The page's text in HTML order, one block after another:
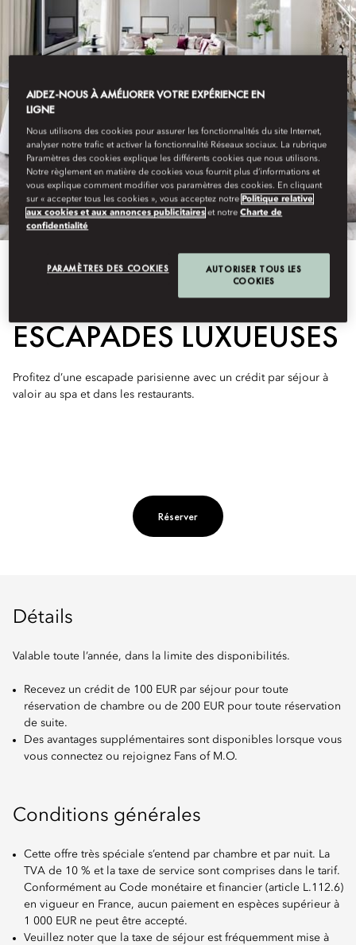
ESCAPADES LUXUEUSES
Profitez d’une escapade parisienne avec un crédit par séjour à
valoir au spa et dans les restaurants.
Réserver
Détails
Valable toute l’année, dans la limite des disponibilités.
Recevez un crédit de 100 EUR par séjour pour toute
réservation de chambre ou de 200 EUR pour toute réservation
de suite.
Des avantages supplémentaires sont disponibles lorsque vous
vous connectez ou rejoignez Fans of M.O.
Conditions générales
Cette offre très spéciale s’entend par chambre et par nuit. La
TVA de 10 % et la taxe de service sont comprises dans le tarif.
Conformément au Code monétaire et financier (article L.112.6)
en vigueur en France, aucun paiement en espèces supérieur à
1 000 EUR ne peut être accepté.
Veuillez noter que la taxe de séjour est fréquemment mise à
AIDEZ-NOUS À AMÉLIORER VOTRE EXPÉRIENCE EN
LIGNE
Nous utilisons des cookies pour assurer les fonctionnalités du site Internet,
analyser notre trafic et activer la fonctionnalité Réseaux sociaux. La rubrique
Paramètres des cookies explique les différents cookies que nous utilisons.
Notre règlement en matière de cookies vous fournit plus d’informations et
vous explique comment modifier vos paramètres des cookies. En cliquant
sur « accepter tous les cookies », vous acceptez notrePolitique relative
aux cookies et aux annonces publicitaires et notreCharte de
confidentialité
PARAMÈTRES DES COOKIES
AUTORISER TOUS LES
COOKIES